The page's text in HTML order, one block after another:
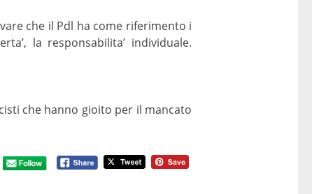
che il Pdl ha come riferimento i
la responsabilita’ individuale.
che hanno gioito per il mancato